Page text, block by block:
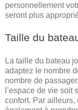
personnellement
seront plus
Taille du
La taille du bateau
adaptez le nombre
nombre de
l’espace de vie soit
confort. Par